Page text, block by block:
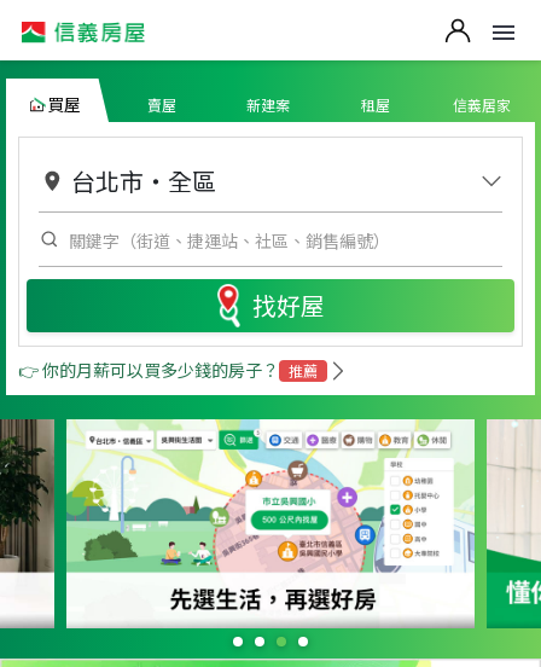
買屋 賣屋 新建案 租屋 信義居家
台北市 ・ 全區
找好屋
👉 你的月薪可以買多少錢的房子？ 推薦